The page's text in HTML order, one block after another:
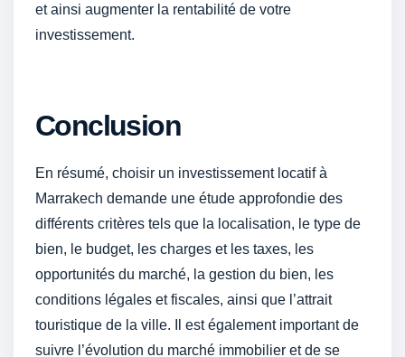
et ainsi augmenter la rentabilité de votre
investissement.
Conclusion
En résumé, choisir un investissement locatif à
Marrakech demande une étude approfondie des
différents critères tels que la localisation, le type de
bien, le budget, les charges et les taxes, les
opportunités du marché, la gestion du bien, les
conditions légales et fiscales, ainsi que l’attrait
touristique de la ville. Il est également important de
suivre l’évolution du marché immobilier et de se